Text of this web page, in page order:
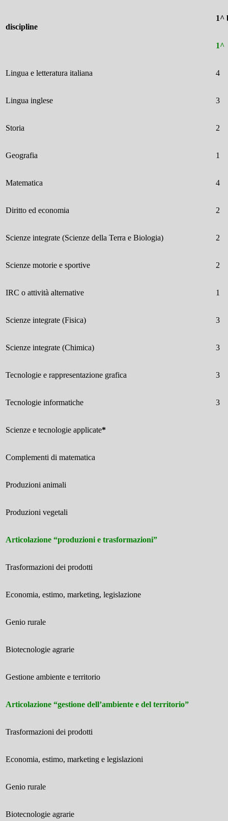
discipline
1^
1^
Lingua e letteratura italiana 4
Lingua inglese 3
Storia 2
Geografia 1
Matematica 4
Diritto ed economia 2
Scienze integrate (Scienze della Terra e Biologia) 2
Scienze motorie e sportive 2
IRC o attività alternative 1
Scienze integrate (Fisica) 3
Scienze integrate (Chimica) 3
Tecnologie e rappresentazione grafica 3
Tecnologie informatiche 3
Scienze e tecnologie applicate*
Complementi di matematica
Produzioni animali
Produzioni vegetali
Articolazione “produzioni e trasformazioni”
Trasformazioni dei prodotti
Economia, estimo, marketing, legislazione
Genio rurale
Biotecnologie agrarie
Gestione ambiente e territorio
Articolazione “gestione dell’ambiente e del territorio”
Trasformazioni dei prodotti
Economia, estimo, marketing e legislazioni
Genio rurale
Biotecnologie agrarie